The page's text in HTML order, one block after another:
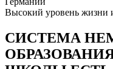
Высокий уровень жизни
СИСТЕМА